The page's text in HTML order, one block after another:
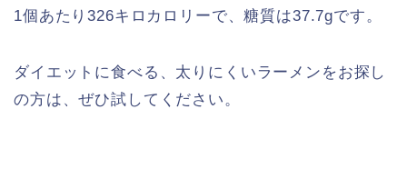
1個あたり326キロカロリーで、糖質は37.7gです。
ダイエットに食べる、太りにくいラーメンをお探し
の方は、ぜひ試してください。